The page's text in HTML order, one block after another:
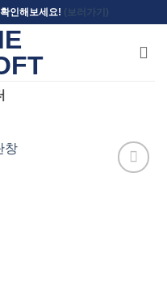
인해보세요! (보러가기)